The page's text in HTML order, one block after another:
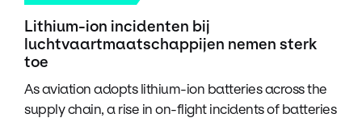
Lithium-ion incidenten bij
luchtvaartmaatschappijen nemen sterk
toe
As aviation adopts lithium-ion batteries across the
supply chain, a rise in on-flight incidents of batteries